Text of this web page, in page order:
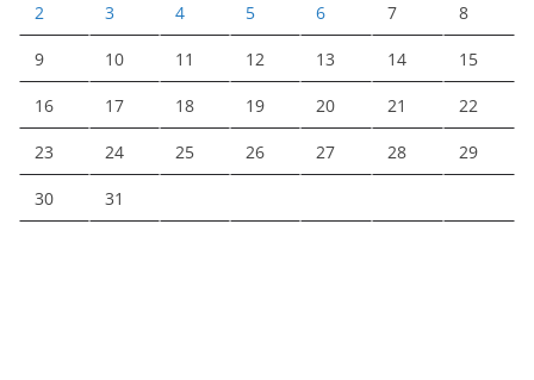
2 3 4 5 6 7 8
9 10 11 12 13 14 15
16 17 18 19 20 21 22
23 24 25 26 27 28 29
30 31